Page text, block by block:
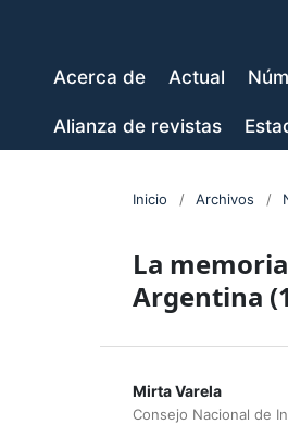
Acerca de Actual
Alianza de revistas
Inicio / Archivos /
La
Argentina
Mirta Varela
Consejo Nacional de